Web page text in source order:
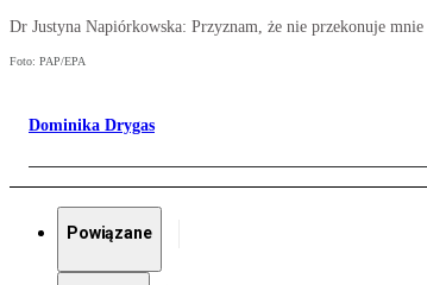
Dr Justyna Napiórkowska: Przyznam, że nie przekonuje
Foto: PAP/EPA
Dominika Drygas
Powiązane